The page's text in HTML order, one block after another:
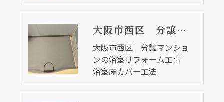
大阪市西区 分譲マンションの浴室リフォーム工事 浴室床カバー工法
大阪市西区 分譲マンショ
ンの浴室リフォーム工事
浴室床カバー工法